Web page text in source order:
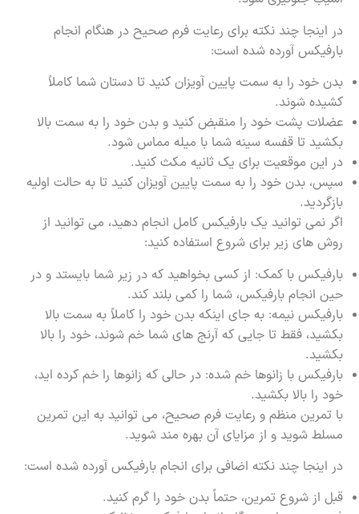
در اینجا چند نکته برای رعایت فرم صحیح در هنگام انجام
بارفیکس آورده شده است:
بدن خود را به سمت پایین آویزان کنید تا دستان شما کاملاً
کشیده شوند.
عضلات پشت خود را منقبض کنید و بدن خود را به سمت بالا
بکشید تا قفسه سینه شما با میله مماس شود.
در این موقعیت برای یک ثانیه مکث کنید.
سپس، بدن خود را به سمت پایین آویزان کنید تا به حالت اولیه
بازگردید.
اگر نمی توانید یک بارفیکس کامل انجام دهید، می توانید از
روش های زیر برای شروع استفاده کنید:
بارفیکس با کمک: از کسی بخواهید که در زیر شما بایستد و در
حین انجام بارفیکس، شما را کمی بلند کند.
بارفیکس نیمه: به جای اینکه بدن خود را کاملاً به سمت بالا
بکشید، فقط تا جایی که آرنج های شما خم شوند، خود را بالا
بکشید.
بارفیکس با زانوها خم شده: در حالی که زانوها را خم کرده اید،
خود را بالا بکشید.
با تمرین منظم و رعایت فرم صحیح، می توانید به این تمرین
مسلط شوید و از مزایای آن بهره مند شوید.
در اینجا چند نکته اضافی برای انجام بارفیکس آورده شده است:
قبل از شروع تمرین، حتماً بدن خود را گرم کنید.